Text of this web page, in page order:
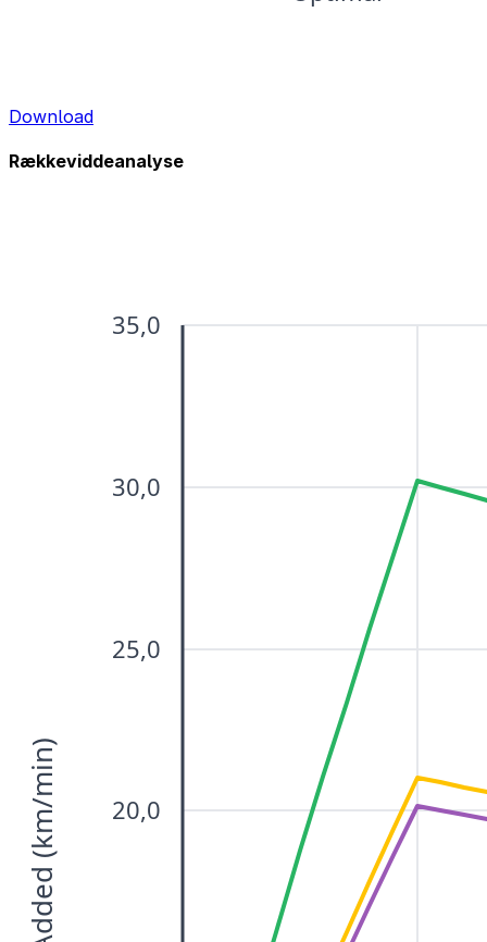
Download
Rækkeviddeanalyse